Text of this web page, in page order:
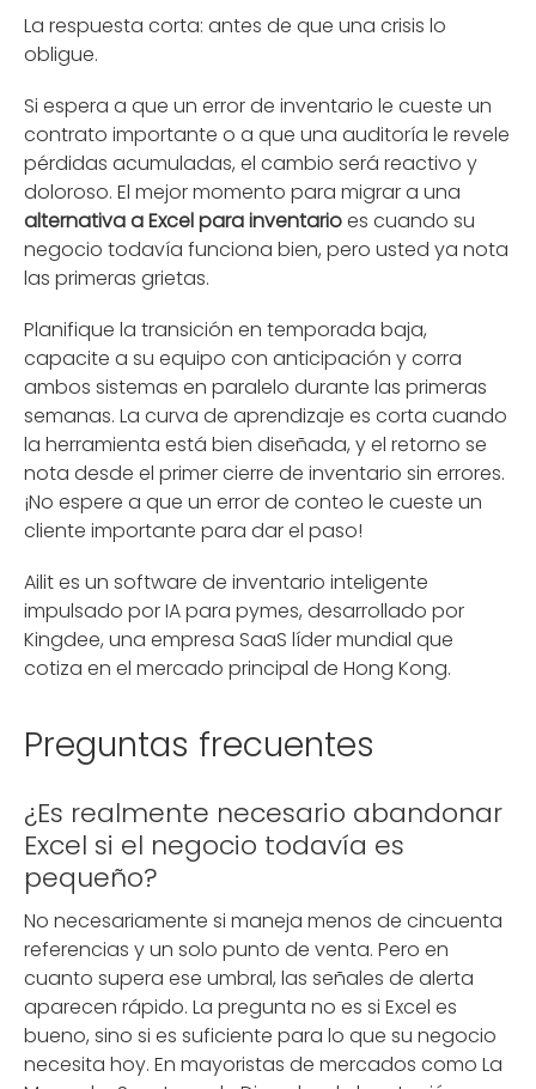
La respuesta corta: antes de que una crisis lo
obligue.
Si espera a que un error de inventario le cueste un
contrato importante o a que una auditoría le revele
pérdidas acumuladas, el cambio será reactivo y
doloroso. El mejor momento para migrar a una
alternativa a Excel para inventarioes cuando su
negocio todavía funciona bien, pero usted ya nota
las primeras grietas.
Planifique la transición en temporada baja,
capacite a su equipo con anticipación y corra
ambos sistemas en paralelo durante las primeras
semanas. La curva de aprendizaje es corta cuando
la herramienta está bien diseñada, y el retorno se
nota desde el primer cierre de inventario sin errores.
¡No espere a que un error de conteo le cueste un
cliente importante para dar el paso!
Ailit es un software de inventario inteligente
impulsado por IA para pymes, desarrollado por
Kingdee, una empresa SaaS líder mundial que
cotiza en el mercado principal de Hong Kong.
Preguntas frecuentes
¿Es realmente necesario abandonar
Excel si el negocio todavía es
pequeño?
No necesariamente si maneja menos de cincuenta
referencias y un solo punto de venta. Pero en
cuanto supera ese umbral, las señales de alerta
aparecen rápido. La pregunta no es si Excel es
bueno, sino si es suficiente para lo que su negocio
necesita hoy. En mayoristas de mercados como La